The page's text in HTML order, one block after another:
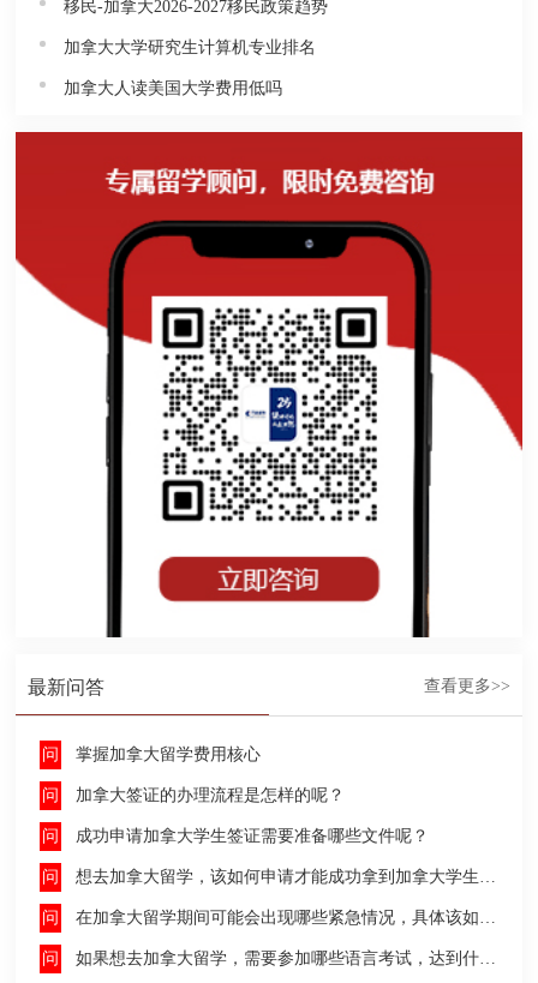
移民-加拿大2026-2027移民政策趋势
加拿大大学研究生计算机专业排名
加拿大人读美国大学费用低吗
最新问答 查看更多>>
掌握加拿大留学费用核心
加拿大签证的办理流程是怎样的呢？
成功申请加拿大学生签证需要准备哪些文件呢？
想去加拿大留学，该如何申请才能成功拿到加拿大学生签证呢？
在加拿大留学期间可能会出现哪些紧急情况，具体该如何去处理这些紧急情况呢？
如果想去加拿大留学，需要参加哪些语言考试，达到什么水平才能申请呢？